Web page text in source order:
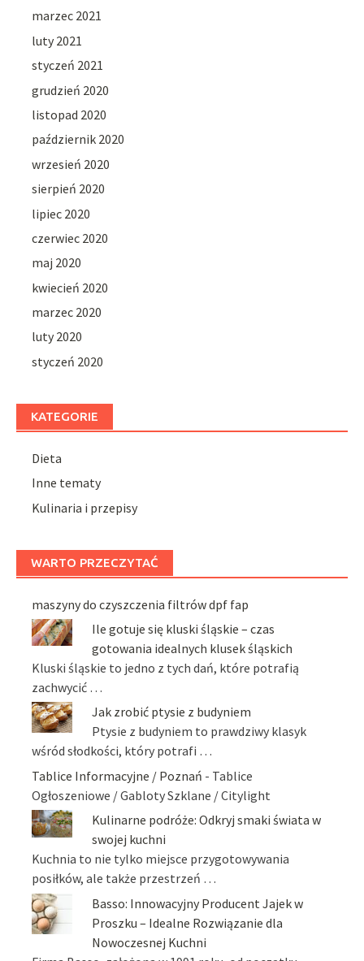
marzec 2021
luty 2021
styczeń 2021
grudzień 2020
listopad 2020
październik 2020
wrzesień 2020
sierpień 2020
lipiec 2020
czerwiec 2020
maj 2020
kwiecień 2020
marzec 2020
luty 2020
styczeń 2020
KATEGORIE
Dieta
Inne tematy
Kulinaria i przepisy
WARTO PRZECZYTAĆ
maszyny do czyszczenia filtrów dpf fap
Ile gotuje się kluski śląskie – czas
gotowania idealnych klusek śląskich
Kluski śląskie to jedno z tych dań, które potrafią
zachwycić …
Jak zrobić ptysie z budyniem
Ptysie z budyniem to prawdziwy klasyk
wśród słodkości, który potrafi …
Tablice Informacyjne / Poznań - Tablice
Ogłoszeniowe / Gabloty Szklane / Citylight
Kulinarne podróże: Odkryj smaki świata w
swojej kuchni
Kuchnia to nie tylko miejsce przygotowywania
posiłków, ale także przestrzeń …
Basso: Innowacyjny Producent Jajek w
Proszku – Idealne Rozwiązanie dla
Nowoczesnej Kuchni